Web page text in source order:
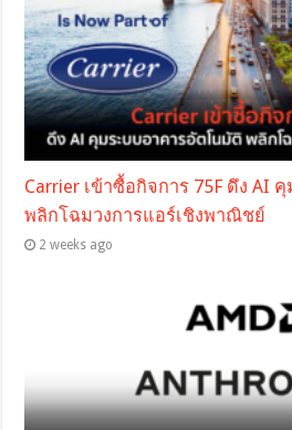
Carrier เข้าซื้อกิจการ 75F ดึง AI
พลิกโฉมวงการแอร์เชิงพาณิชย์
2 weeks ago